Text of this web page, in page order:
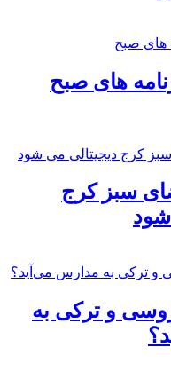
های صبح
سبز کرج
شود
و ترکی به